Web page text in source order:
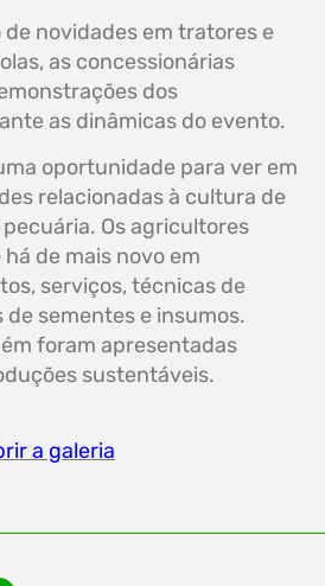
novidades em tratores e
as concessionárias
dos
as dinâmicas do evento.
oportunidade para ver em
relacionadas à cultura de
Os agricultores
de mais novo em
serviços, técnicas de
sementes e insumos.
foram apresentadas
sustentáveis.
a galeria